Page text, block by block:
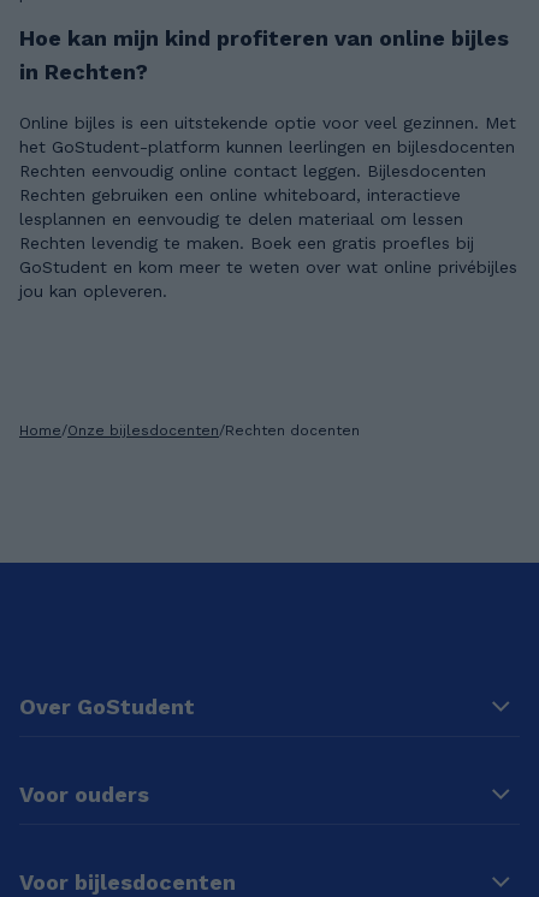
Hoe kan mijn kind profiteren van online bijles
in Rechten?
Online bijles is een uitstekende optie voor veel gezinnen. Met
het GoStudent-platform kunnen leerlingen en bijlesdocenten
Rechten eenvoudig online contact leggen. Bijlesdocenten
Rechten gebruiken een online whiteboard, interactieve
lesplannen en eenvoudig te delen materiaal om lessen
Rechten levendig te maken. Boek een gratis proefles bij
GoStudent en kom meer te weten over wat online privébijles
jou kan opleveren.
Home/Onze bijlesdocenten/Rechten docenten
Over GoStudent
Voor ouders
Voor bijlesdocenten